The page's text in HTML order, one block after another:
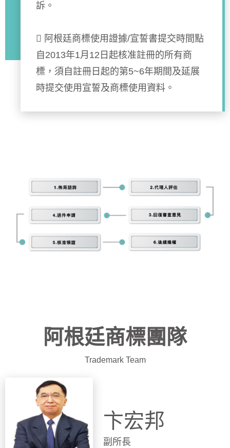
訴。
 阿根廷商標使用證據/宣誓書提交時間點
自2013年1月12日起核准註冊的所有商
標，須自註冊日起的第5~6年期間及延展
時提交使用宣誓及商標使用資料。
阿根廷商標團隊
Trademark Team
卞宏邦
副所長